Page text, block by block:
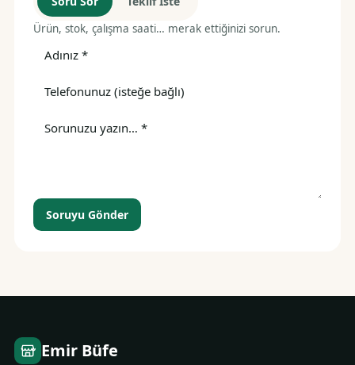
Ürün, stok, çalışma saati… merak ettiğinizi sorun.
Soruyu Gönder
Emir Büfe